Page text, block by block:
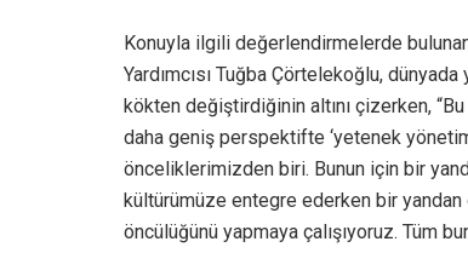
Konuyla ilgili değerlendirmelerde
Yardımcısı Tuğba Çörtelekoğlu,
kökten değiştirdiğinin altını çizerken, “Bu
daha geniş perspektifte ‘yetenek
önceliklerimizden biri. Bunun için bir
kültürümüze entegre ederken bir
öncülüğünü yapmaya çalışıyoruz. Tüm